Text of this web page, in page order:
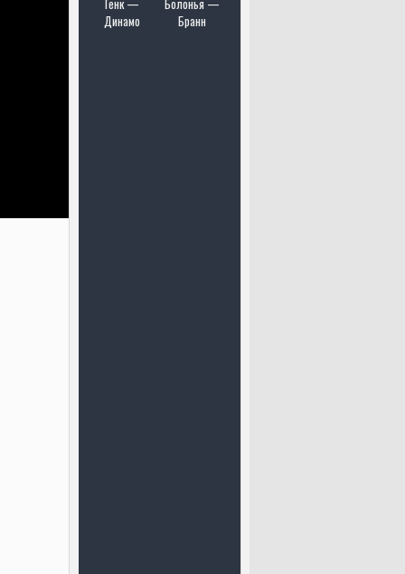
Генк —
Динамо
Болонья —
Бранн